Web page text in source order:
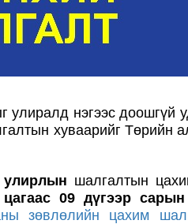
нэгээс доошгүй
хуваарийг Төрийн
улирлын шалгалтын
09 дүгээр
зөвлөлийн цахим